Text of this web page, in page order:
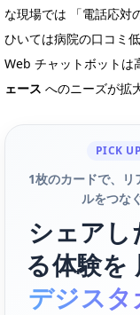
な現場では 「電話応対
ひいては病院の口コミ
Web チャットボットは
ェース へのニーズが拡
PICK UP
1枚のカードで、リ
ルをつなぐ
シェアし
る体験を
デジスタ